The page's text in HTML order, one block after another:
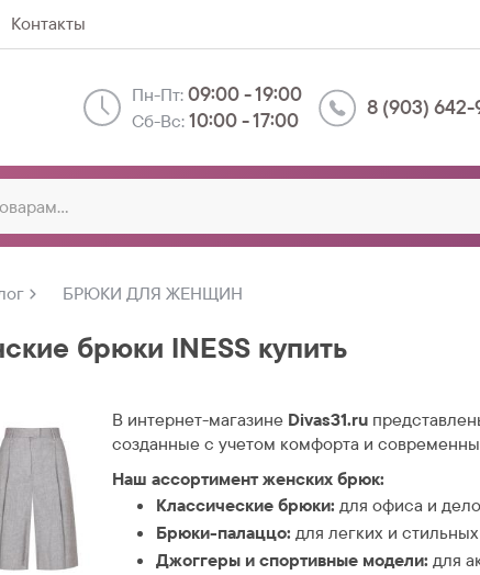
Контакты
Пн-Пт:09:00 - 19:00
Сб-Вс:10:00 - 17:00
8 (903) 642-
БРЮКИ ДЛЯ ЖЕНЩИН
брюки INESS купить
В интернет-магазине Divas31.ru
созданные с учетом комфорта и
Наш ассортимент женских брюк:
Классические брюки: для офиса и
Брюки-палаццо: для легких и
Джоггеры и спортивные модели: для